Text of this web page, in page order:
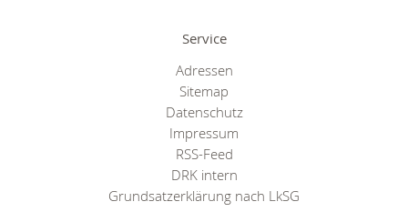
Service
Adressen
Sitemap
Datenschutz
Impressum
RSS-Feed
DRK intern
Grundsatzerklärung nach LkSG